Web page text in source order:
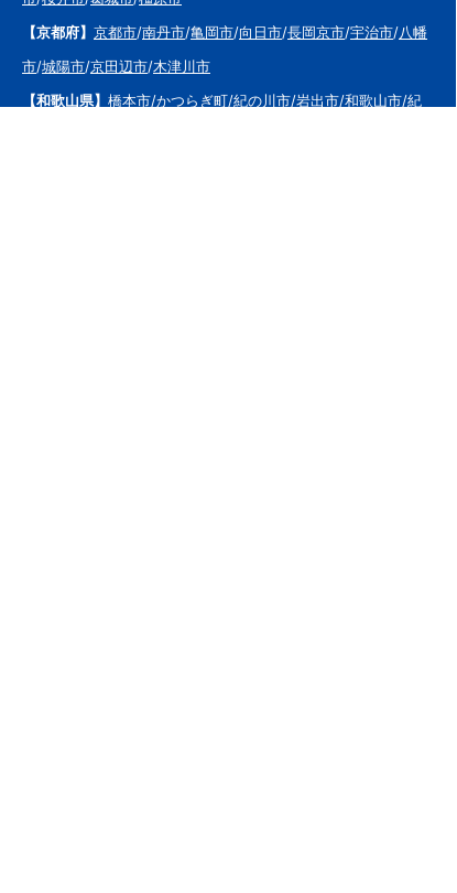
【京都府】 京都市/南丹市/亀岡市/向日市/長岡京市/宇治市/八幡
市/城陽市/京田辺市/木津川市
【和歌山県】 橋本市/かつらぎ町/紀の川市/岩出市/和歌山市/紀